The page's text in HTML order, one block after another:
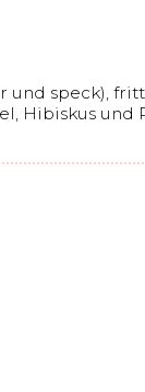
und speck),
Hibiskus